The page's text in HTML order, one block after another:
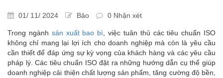
01/ 11/ 2024 Bảo 0 Nhận xét
Trong ngành sản xuất bao bì , việc tuân thủ các tiêu chuẩn ISO
không chỉ mang lại lợi ích cho doanh nghiệp mà còn là yêu cầu
cần thiết để đáp ứng sự kỳ vọng của khách hàng và các yêu cầu
pháp lý. Các tiêu chuẩn ISO đặt ra những hướng dẫn cụ thể giúp
doanh nghiệp cải thiện chất lượng sản phẩm, tăng cường độ bền,